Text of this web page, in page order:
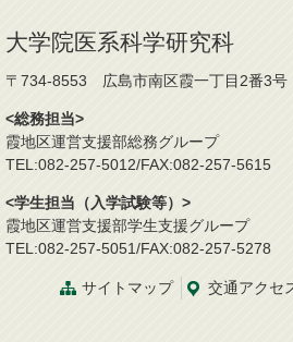
大学院医系科学研究科
〒734-8553 広島市南区霞一丁目2番3号
<総務担当>
霞地区運営支援部総務グループ
TEL:082-257-5012/FAX:082-257-5615
<学生担当（入学試験等）>
霞地区運営支援部学生支援グループ
TEL:082-257-5051/FAX:082-257-5278
サイトマップ 交通アクセ